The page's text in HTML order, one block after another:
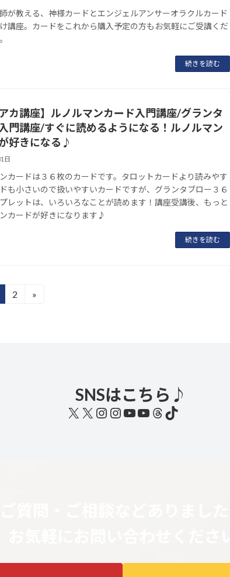
が教える、神様カードとエンジェルアンサーオラクルカード
講座。カードをこれから購入予定の方もお気軽にご受講くだ
続きを読む
アカ講座】ルノルマンカード入門講座/グランタ
門講座/すぐに読めるようになる！ルノルマン
好きになる♪
日
カードは３６枚のカードです。タロットカードより読みやす
も小さいので扱いやすいカードですが、グランタブロー３６
レットは、いろいろなことが読めます！講座受講後、もっと
カードが好きになります♪
続きを読む
固
2 »
SNSはこちら♪
X X Instagram
Instagram
YouTube
YouTube
Threads
TikTok